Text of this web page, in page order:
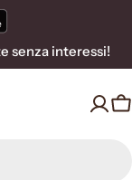
senza interessi!